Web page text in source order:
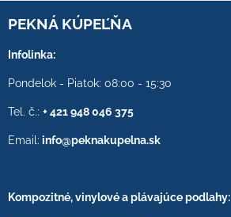
PEKNÁ KÚPEĽŇA
Infolinka:
Pondelok - Piatok: 08:00 - 15:30
Tel. č.: + 421 948 046 375
Email: info@peknakupelna.sk
Kompozitné, vinylové a plávajúce podlahy: